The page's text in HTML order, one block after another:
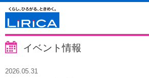
イベント情報
2026.05.31